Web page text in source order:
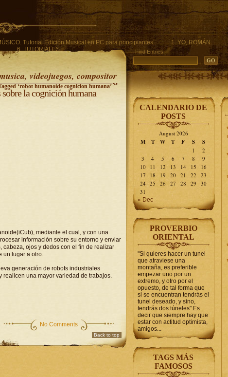
Tutorial Edición Musical en PC para principiantes. 1. YO, ROMÁN.
6. TUTORIALES.
videojuegos, compositor
Find Entries
‘robot humanoide cognicion humana’
la cognición humana
mediante el cual, y con una
información sobre su entorno y enviar
cabeza, ojos y dedos con el fin de realizar
un lugar a otro.
generación de robots industriales
realicen una mayor variedad de trabajos.
No Comments
Back to top
CALENDARIO DE
POSTS
August 2026
M T W T F S S
1
2
3
4 5 6 7 8
9
10 11 12 13 14 15
16
17
18 19 20 21 22
23
24 25 26 27 28 29
30
31
« Dec
PROVERBIO
ORIENTAL
"Si quieres hacer un tunel
que atraviese una
montaña, es preferible
empezar uno por un
extremo, y otro por el
opuesto, de tal forma que
si se encuentran tendrás el
tunel deseado, y sino,
tendrás dos túneles" Es
decir que siempre hay que
estar con actitud optimista,
amigos...
TAGS MÁS
FAMOSOS